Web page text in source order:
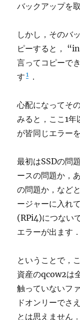
バックアップを
しかし，そのバ
ピーすると，
言ってコピーで
す 1 ．
心配になってそ
みると，ここ1
が皆同じエラー
最初はSSDの問
ースの問題か，
の問題か，など
ージャーに入れ
(RPi4)につない
エラーが出ます．
ということで，
資産のqcow2は
触っていないフ
ドオンリーでさ
とは思えません．